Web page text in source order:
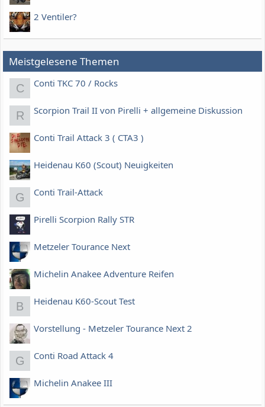
2 Ventiler?
Meistgelesene Themen
C Conti TKC 70 / Rocks
R Scorpion Trail II von Pirelli + allgemeine Diskussion
Conti Trail Attack 3 ( CTA3 )
Heidenau K60 (Scout) Neuigkeiten
G Conti Trail-Attack
Pirelli Scorpion Rally STR
Metzeler Tourance Next
Michelin Anakee Adventure Reifen
B Heidenau K60-Scout Test
Vorstellung - Metzeler Tourance Next 2
G Conti Road Attack 4
Michelin Anakee III